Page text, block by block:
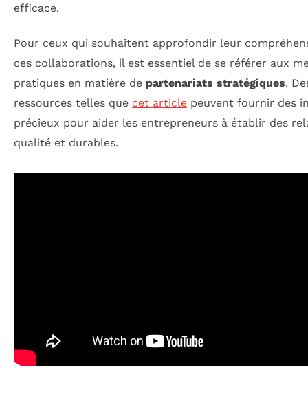
efficace.
Pour ceux qui souhaitent approfondir leur
ces collaborations, il est essentiel de se référer aux
pratiques en matière de partenariats stratégiques.
ressources telles que cet article peuvent fournir des
précieux pour aider les entrepreneurs à établir des
qualité et durables.